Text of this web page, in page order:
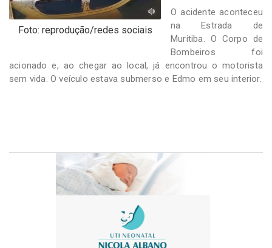
Foto: reprodução/redes sociais
O acidente aconteceu
na Estrada de
Muritiba. O Corpo de
Bombeiros foi
acionado e, ao chegar ao local, já encontrou o motorista
sem vida. O veículo estava submerso e Edmo em seu interior.